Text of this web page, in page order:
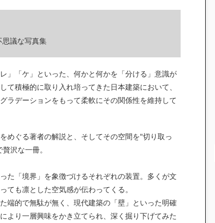
思議な写真集
」「ケ」といった、何かと何かを「分ける」意識が
て積極的に取り入れ培ってきた日本建築において、
ラデーションをもって柔軟にその関係性を維持して
めぐる著者の解説と、そしてその空間を"切り取っ
沢な一冊。
た「境界」を象徴づけるそれぞれの装置。多くが文
ても凛とした空気感が伝わってくる。
端的で無駄が無く、現代建築の「壁」といった明確
より一層興味をかき立てられ、深く掘り下げてみた